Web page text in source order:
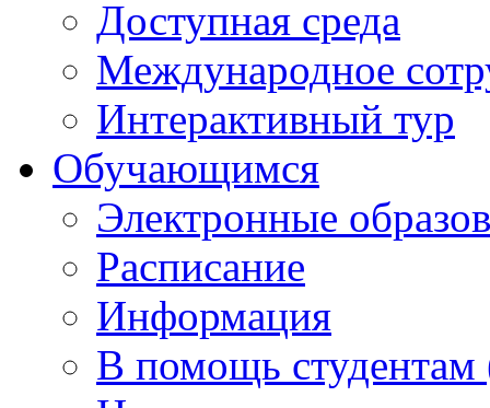
Доступная среда
Международное
Интерактивный тур
Обучающимся
Электронные
Расписание
Информация
В помощь студентам